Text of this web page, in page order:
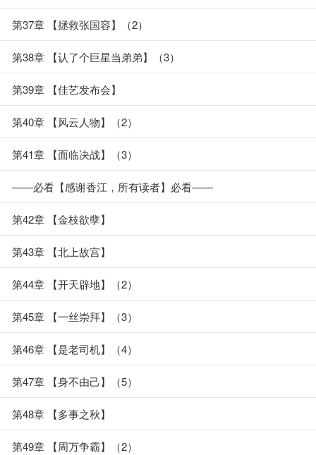
第37章 【拯救张国容】（2）
第38章 【认了个巨星当弟弟】（3）
第39章 【佳艺发布会】
第40章 【风云人物】（2）
第41章 【面临决战】（3）
——必看【感谢香江，所有读者】必看——
第42章 【金枝欲孽】
第43章 【北上故宫】
第44章 【开天辟地】（2）
第45章 【一丝崇拜】（3）
第46章 【是老司机】（4）
第47章 【身不由己】（5）
第48章 【多事之秋】
第49章 【周万争霸】（2）